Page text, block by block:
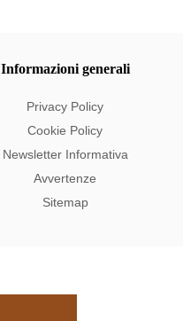
Informazionigenerali
Privacy Policy
Cookie Policy
Newsletter Informativa
Avvertenze
Sitemap